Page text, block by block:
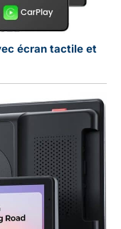
écran tactile et